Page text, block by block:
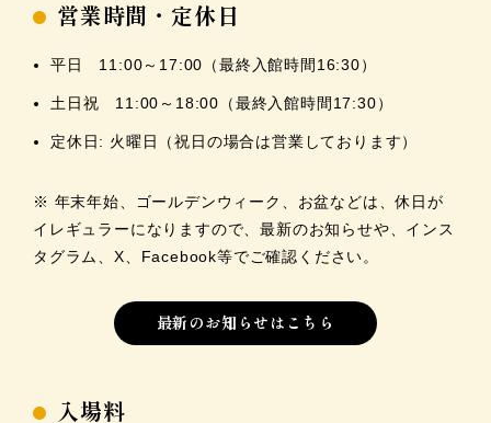
営業時間・定休日
平日 11:00～17:00（最終入館時間16:30）
土日祝 11:00～18:00（最終入館時間17:30）
定休日: 火曜日（祝日の場合は営業しております）
※ 年末年始、ゴールデンウィーク、お盆などは、休日が
イレギュラーになりますので、最新のお知らせや、インス
タグラム、X、Facebook等でご確認ください。
最新のお知らせはこちら
入場料